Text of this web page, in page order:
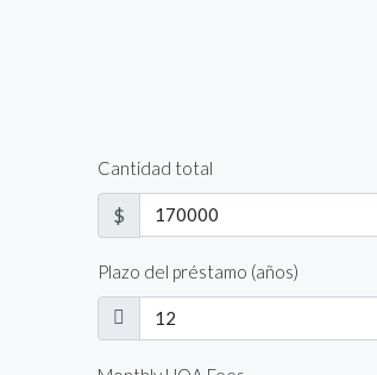
Cantidad total
$
Plazo del préstamo (años)